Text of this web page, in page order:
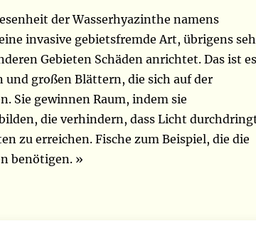
der Wasserhyazinthe namens
invasive gebietsfremde Art, übrigens
Gebieten Schäden anrichtet. Das ist
großen Blättern, die sich auf der
Sie gewinnen Raum, indem sie
die verhindern, dass Licht
zu erreichen. Fische zum Beispiel, die die
benötigen. »